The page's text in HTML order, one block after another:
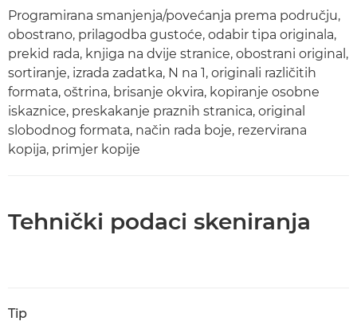
Programirana smanjenja/povećanja prema području,
obostrano, prilagodba gustoće, odabir tipa originala,
prekid rada, knjiga na dvije stranice, obostrani original,
sortiranje, izrada zadatka, N na 1, originali različitih
formata, oštrina, brisanje okvira, kopiranje osobne
iskaznice, preskakanje praznih stranica, original
slobodnog formata, način rada boje, rezervirana
kopija, primjer kopije
Tehnički podaci skeniranja
Tip